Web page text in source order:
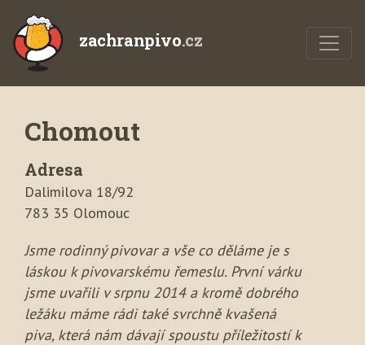
zachranpivo.cz
Chomout
Adresa
Dalimilova 18/92
783 35 Olomouc
Jsme rodinný pivovar a vše co děláme je s
láskou k pivovarskému řemeslu. První várku
jsme uvařili v srpnu 2014 a kromě dobrého
ležáku máme rádi také svrchně kvašená
piva, která nám dávají spoustu příležitostí k